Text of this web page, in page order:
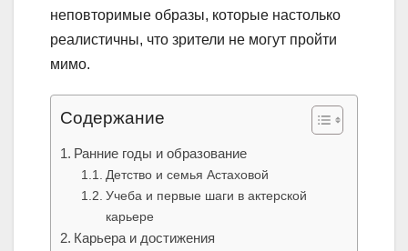
неповторимые образы, которые настолько
реалистичны, что зрители не могут пройти
мимо.
Содержание
Ранние годы и образование
Детство и семья Астаховой
Учеба и первые шаги в актерской
карьере
Карьера и достижения